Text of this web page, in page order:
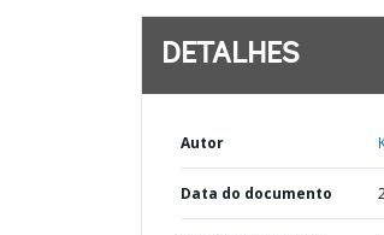
DETALHES
Autor
Data do documento